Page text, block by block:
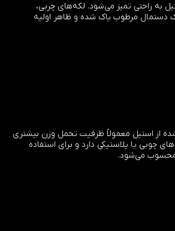
راحتی تمیز می‌شود. لکه‌های چربی،
یک دستمال مرطوب پاک شده و ظاهر اولیه
از استیل معمولاً ظرفیت تحمل وزن بیشتری
چوبی یا پلاستیکی دارد و برای استفاده
محسوب می‌شود.